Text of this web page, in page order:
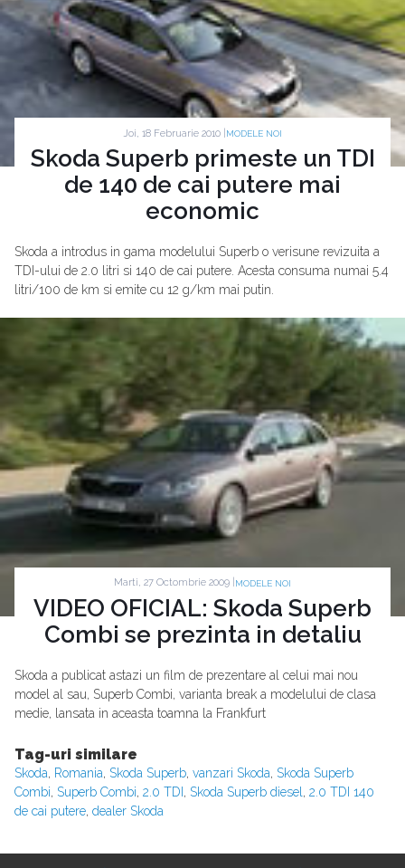
Joi, 18 Februarie 2010 | MODELE NOI
Skoda Superb primeste un TDI
de 140 de cai putere mai
economic
Skoda a introdus in gama modelului Superb o verisune revizuita a
TDI-ului de 2.0 litri si 140 de cai putere. Acesta consuma numai 5.4
litri/100 de km si emite cu 12 g/km mai putin.
Marti, 27 Octombrie 2009 | MODELE NOI
VIDEO OFICIAL: Skoda Superb
Combi se prezinta in detaliu
Skoda a publicat astazi un film de prezentare al celui mai nou
model al sau, Superb Combi, varianta break a modelului de clasa
medie, lansata in aceasta toamna la Frankfurt
Tag-uri similare
Skoda, Romania, Skoda Superb, vanzari Skoda, Skoda Superb
Combi, Superb Combi, 2.0 TDI, Skoda Superb diesel, 2.0 TDI 140
de cai putere, dealer Skoda